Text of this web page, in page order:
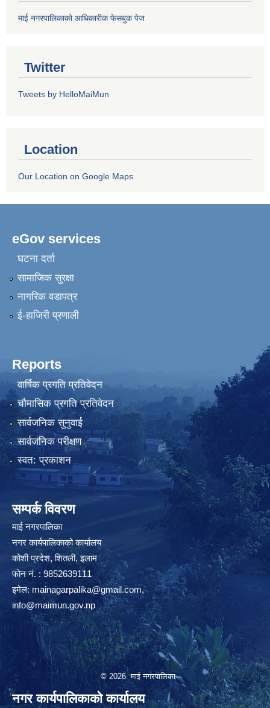
माई नगरपालिकाको आधिकारीक फेसबुक पेज
Twitter
Tweets by HelloMaiMun
Location
Our Location on Google Maps
eGov services
घटना दर्ता
सामाजिक सुरक्षा
नागरिक वडापत्र
ई-हाजिरी प्रणाली
Reports
वार्षिक प्रगति प्रतिवेदन
चौमासिक प्रगति प्रतिवेदन
सार्वजनिक सुनुवाई
सार्वजनिक परीक्षण
स्वत: प्रकाशन
सम्पर्क विवरण
माई नगरपालिका
नगर कार्यपालिकाको कार्यालय
कोशी प्रदेश, शितली, इलाम
फोन नं. : 9852639111
इमेल:mainagarpalika@gmail.com,
info@maimun.gov.np
© 2026 माई नगरपालिका
नगर कार्यपालिकाको कार्यालय